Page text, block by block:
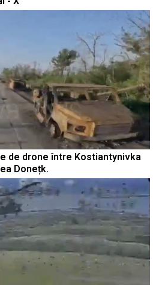
de drone între Kostiantynivka
Donețk.